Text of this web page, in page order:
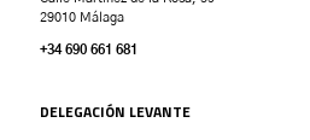
29010 Málaga
+34 690 661 681
DELEGACIÓN LEVANTE